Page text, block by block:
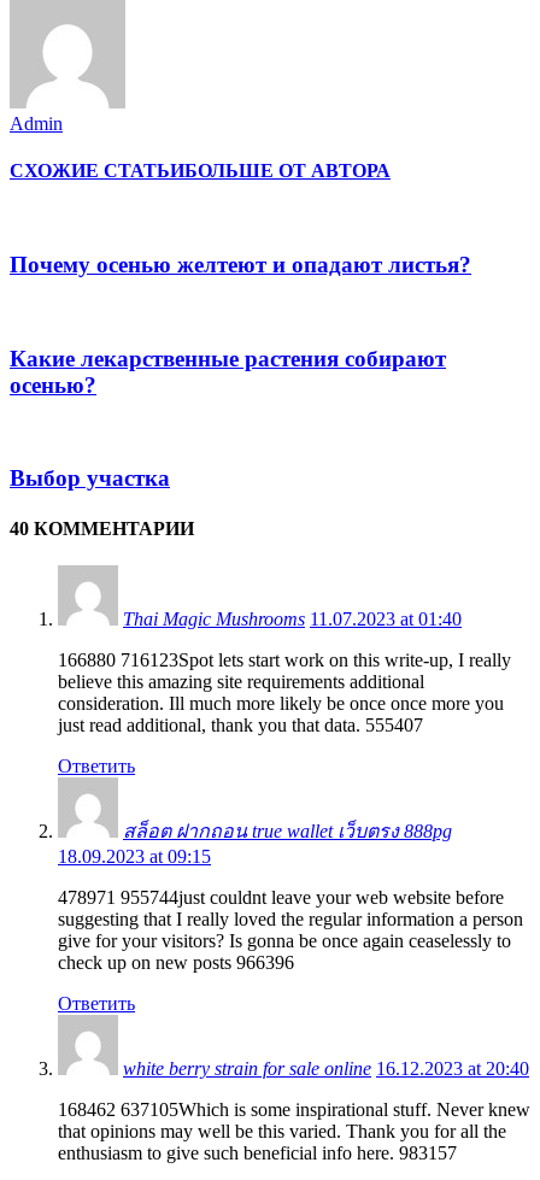
Admin
СХОЖИЕ СТАТЬИБОЛЬШЕ ОТ АВТОРА
Почему осенью желтеют и опадают листья?
Какие лекарственные растения собирают
осенью?
Выбор участка
40 КОММЕНТАРИИ
Thai Magic Mushrooms 11.07.2023 at 01:40
166880 716123Spot lets start work on this write-up, I really
believe this amazing site requirements additional
consideration. Ill much more likely be once once more you
just read additional, thank you that data. 555407
Ответить
สล็อต ฝากถอน true wallet เว็บตรง 888pg
18.09.2023 at 09:15
478971 955744just couldnt leave your web website before
suggesting that I really loved the regular information a person
give for your visitors? Is gonna be once again ceaselessly to
check up on new posts 966396
Ответить
white berry strain for sale online 16.12.2023 at 20:40
168462 637105Which is some inspirational stuff. Never knew
that opinions may well be this varied. Thank you for all the
enthusiasm to give such beneficial info here. 983157